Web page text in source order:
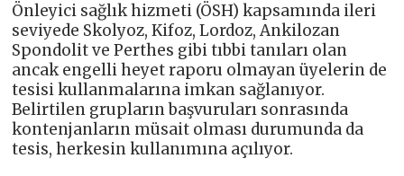
Önleyici sağlık hizmeti (ÖSH) kapsamında ileri
seviyede Skolyoz, Kifoz, Lordoz, Ankilozan
Spondolit ve Perthes gibi tıbbi tanıları olan
ancak engelli heyet raporu olmayan üyelerin de
tesisi kullanmalarına imkan sağlanıyor.
Belirtilen grupların başvuruları sonrasında
kontenjanların müsait olması durumunda da
tesis, herkesin kullanımına açılıyor.